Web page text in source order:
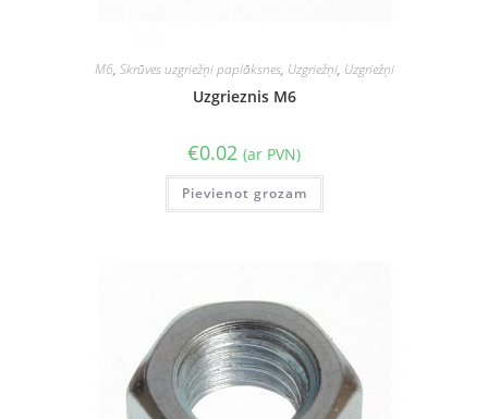
M6, Skrūves uzgriežņi paplāksnes, Uzgriežņi, Uzgriežņi
Uzgrieznis M6
€0.02 (ar PVN)
Pievienot grozam